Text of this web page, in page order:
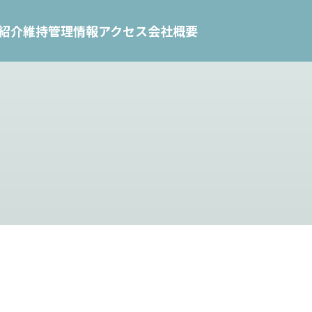
介維持管理情報アクセス会社概要